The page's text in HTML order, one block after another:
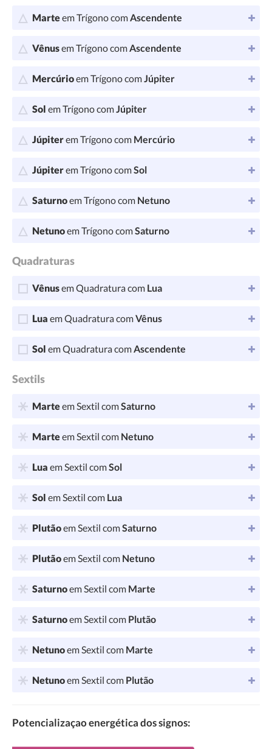
Marteem Trígono comAscendente
Vênusem Trígono comAscendente
Mercúrioem Trígono comJúpiter
Sol em Trígono comJúpiter
Júpiterem Trígono com Mercúrio
Júpiterem Trígono comSol
Saturnoem Trígono com Netuno
Netunoem Trígono comSaturno
Quadraturas
Vênusem Quadratura com Lua
Lua em Quadratura comVênus
Sol em Quadratura comAscendente
Sextils
Marteem Sextil comSaturno
Marteem Sextil com Netuno
Lua em Sextil comSol
Sol em Sextil com Lua
Plutãoem Sextil comSaturno
Plutãoem Sextil com Netuno
Saturnoem Sextil com Marte
Saturnoem Sextil com Plutão
Netunoem Sextil com Marte
Netunoem Sextil com Plutão
Potencializaçao energética dos signos: